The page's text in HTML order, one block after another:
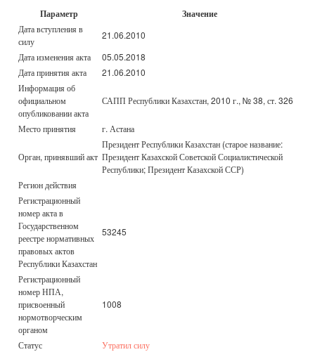
Параметр Значение
Дата вступления в
силу
21.06.2010
Дата изменения акта
05.05.2018
Дата принятия акта
21.06.2010
Информация об
официальном
опубликовании акта
САПП Республики Казахстан, 2010 г., № 38, ст. 326
Место принятия г. Астана
Орган, принявший акт
Президент Республики Казахстан (старое название:
Президент Казахской Советской Социалистической
Республики; Президент Казахской ССР)
Регион действия
Регистрационный
номер акта в
Государственном
реестре нормативных
правовых актов
Республики Казахстан
53245
Регистрационный
номер НПА,
присвоенный
нормотворческим
органом
1008
Статус Утратил силу